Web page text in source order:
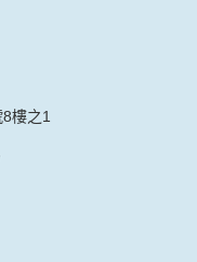
後，傳送商業性資料
電子郵件上註明是由
提供您能隨時停止接
識別資料。
覺您在網站上的行為
樓之1